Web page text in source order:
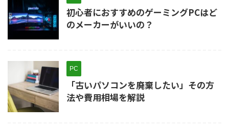
初心者におすすめのゲーミングPCはど
のメーカーがいいの？
PC
「古いパソコンを廃棄したい」その方
法や費用相場を解説